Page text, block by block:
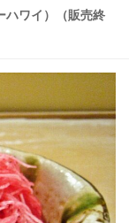
ハワイ）（販売終